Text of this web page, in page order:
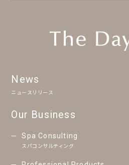
News
ニュースリリース
Our Business
Spa Consulting
スパコンサルティング